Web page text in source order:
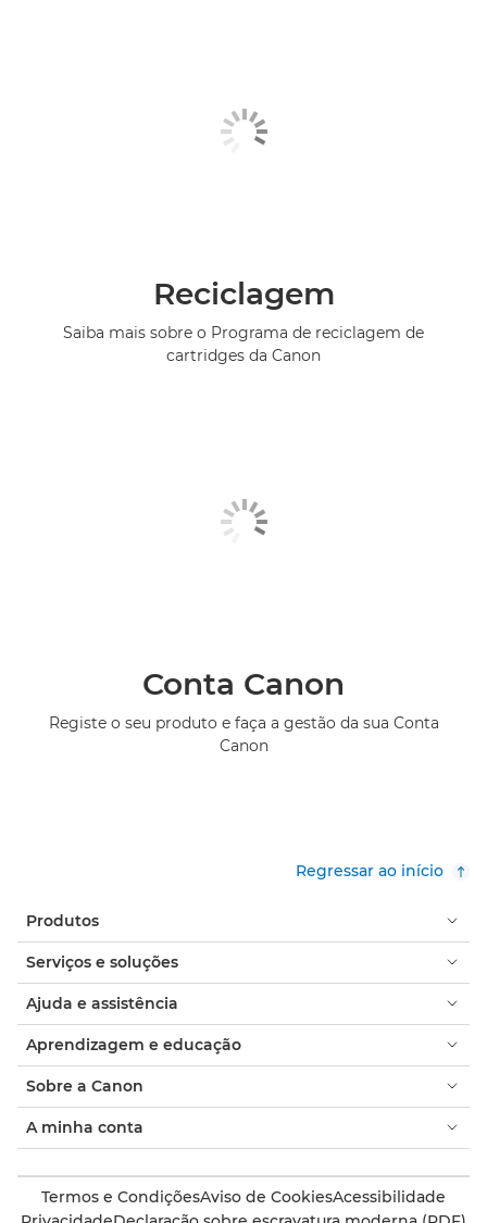
Reciclagem
Saiba mais sobre o Programa de reciclagem de
cartridges da Canon
Conta Canon
Registe o seu produto e faça a gestão da sua Conta
Canon
Regressar ao início
Produtos
Serviços e soluções
Ajuda e assistência
Aprendizagem e educação
Sobre a Canon
A minha conta
Termos e CondiçõesAviso de CookiesAcessibilidade